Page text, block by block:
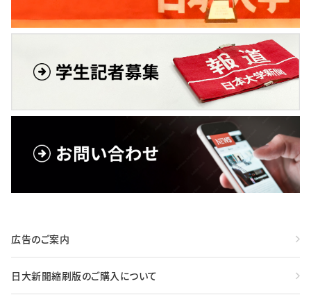
広告のご案内
日大新聞縮刷版のご購入について